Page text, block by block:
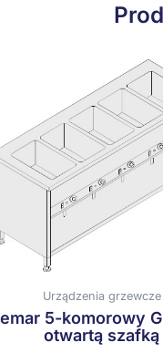
Urządzenia grzewcze
5-komorowy
otwartą szafką